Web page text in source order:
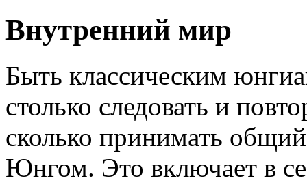
Внутренний мир
Быть классическим
столько следовать и
сколько принимать
Юнгом. Это включает в